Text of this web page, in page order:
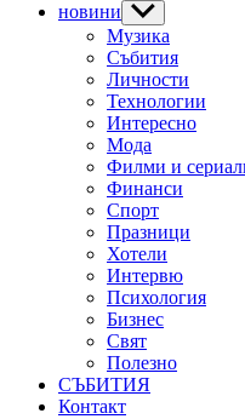
новини Show
sub
menu
Музика
Събития
Личности
Технологии
Интересно
Мода
Филми и
Финанси
Спорт
Празници
Хотели
Интервю
Психология
Бизнес
Свят
Полезно
СЪБИТИЯ
Контакт